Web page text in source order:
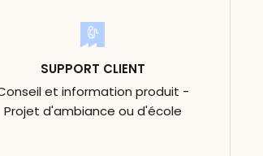
SUPPORT CLIENT
et information produit -
Projet d'ambiance ou d'école